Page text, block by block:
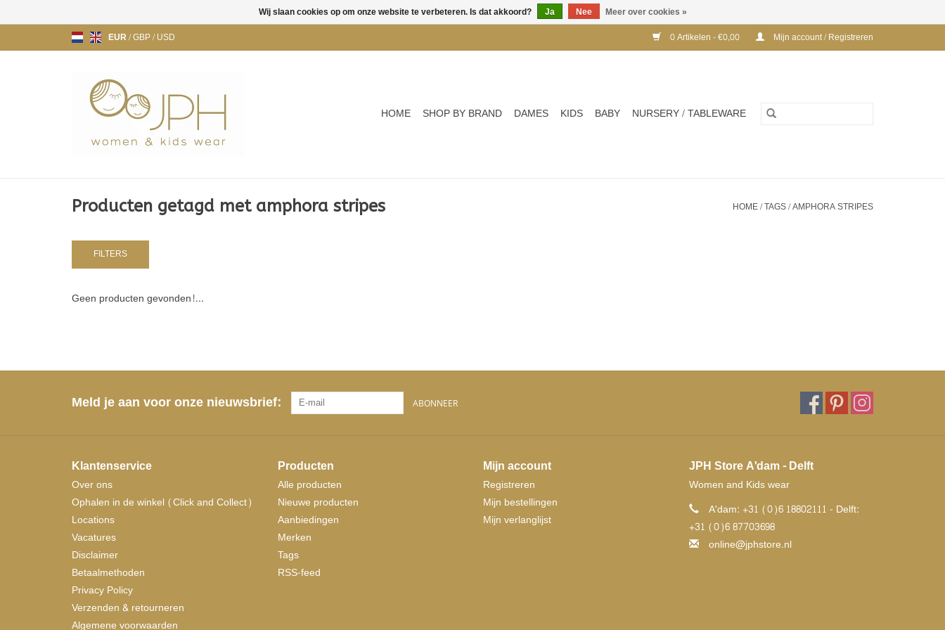
EUR/GBP/USD 0 Artikelen - €0,00 Mijn account / Registreren
HOME SHOP BY BRAND DAMES KIDS BABY NURSERY / TABLEWARE
Producten getagd met amphora stripes HOME/TAGS/AMPHORA STRIPES
FILTERS
Geen producten gevonden!...
Meld je aan voor onze nieuwsbrief: ABONNEER
Klantenservice
Over ons
Ophalen in de winkel (Click and Collect)
Locations
Vacatures
Disclaimer
Betaalmethoden
Privacy Policy
Verzenden & retourneren
Algemene voorwaarden
Producten
Alle producten
Nieuwe producten
Aanbiedingen
Merken
Tags
RSS-feed
Mijn account
Registreren
Mijn bestellingen
Mijn verlanglijst
JPH Store A'dam - Delft
Women and Kids wear
A'dam: +31 (0)6 18802111 - Delft:
+31 (0)6 87703698
online@jphstore.nl
Wij slaan cookies op om onze website te verbeteren. Is dat akkoord? Ja Nee Meer over cookies »